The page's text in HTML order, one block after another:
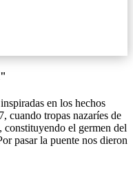
en los hechos
cuando tropas nazaríes de
el germen del
pasar la puente nos dieron